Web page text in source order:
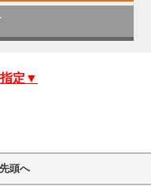
定▼
頭へ